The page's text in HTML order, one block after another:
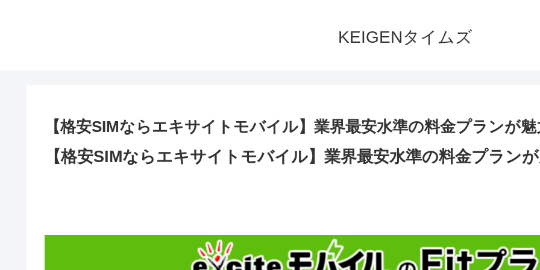
KEIGENタイムズ
【格安SIMならエキサイトモバイル】業界最安水準の料金プランが魅
【格安SIMならエキサイトモバイル】業界最安水準の料金プラン